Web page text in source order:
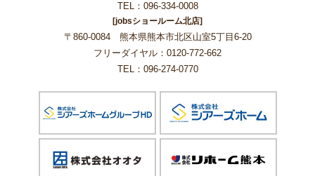
TEL：096-334-0008
[jobsショールーム北店]
〒860-0084 熊本県熊本市北区山室5丁目6-20
フリーダイヤル：0120-772-662
TEL：096-274-0770